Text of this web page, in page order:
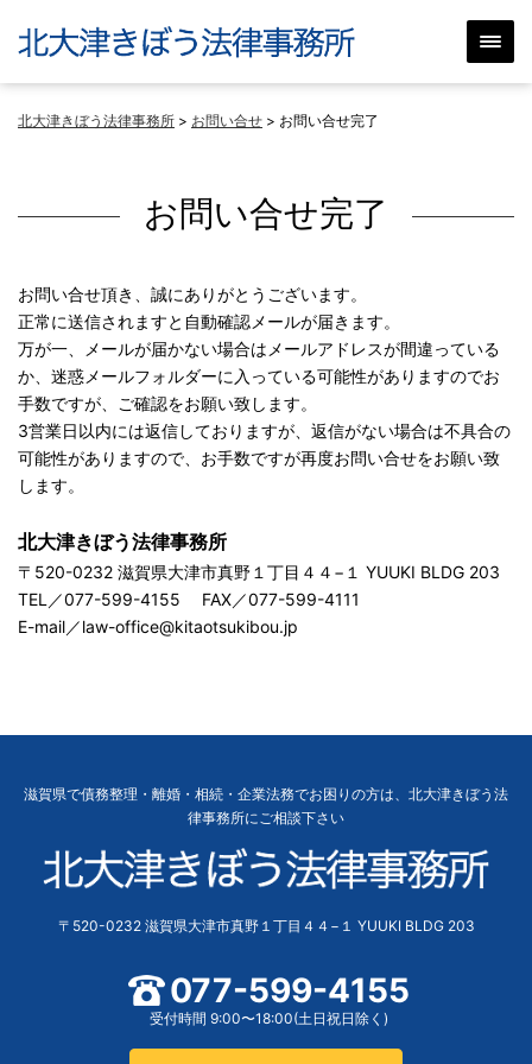
北大津きぼう法律事務所 > お問い合せ > お問い合せ完了
お問い合せ完了
お問い合せ頂き、誠にありがとうございます。
正常に送信されますと自動確認メールが届きます。
万が一、メールが届かない場合はメールアドレスが間違っている
か、迷惑メールフォルダーに入っている可能性がありますのでお
手数ですが、ご確認をお願い致します。
3営業日以内には返信しておりますが、返信がない場合は不具合の
可能性がありますので、お手数ですが再度お問い合せをお願い致
します。
北大津きぼう法律事務所
〒520-0232 滋賀県大津市真野１丁目４４−１ YUUKI BLDG 203
TEL／077-599-4155 FAX／077-599-4111
E-mail／law-office@kitaotsukibou.jp
滋賀県で債務整理・離婚・相続・企業法務でお困りの方は、北大津きぼう法
律事務所にご相談下さい
〒520-0232 滋賀県大津市真野１丁目４４−１ YUUKI BLDG 203
077-599-4155
受付時間 9:00〜18:00(土日祝日除く)